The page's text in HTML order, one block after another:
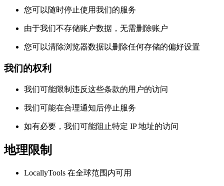
您可以随时停止使用我们的服务
由于我们不存储账户数据，无需删除账户
您可以清除浏览器数据以删除任何存储的偏好设置
我们的权利
我们可能限制违反这些条款的用户的访问
我们可能在合理通知后停止服务
如有必要，我们可能阻止特定 IP 地址的访问
地理限制
LocallyTools 在全球范围内可用